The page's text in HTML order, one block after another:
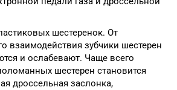
шестеренок. От
взаимодействия зубчики шестерен
и ослабевают. Чаще всего
шестерен становится
дроссельная заслонка,